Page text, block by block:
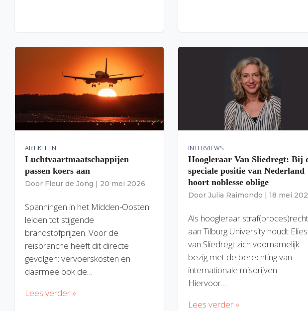
ARTIKELEN
Luchtvaartmaatschappijen
passen koers aan
Door Fleur de Jong | 20 mei 2026
Spanningen in het Midden-Oosten
leiden tot stijgende
brandstofprijzen. Voor de
reisbranche heeft dit directe
gevolgen: vervoerskosten en
daarmee ook de…
Lees verder »
INTERVIEWS
Hoogleraar Van Sliedregt: Bij
speciale positie van Nederland
hoort noblesse oblige
Door Julia Raimondo | 18 mei
Als hoogleraar straf(proces)recht
aan Tilburg University houdt Elies
van Sliedregt zich voornamelijk
bezig met de berechting van
internationale misdrijven.
Hiervoor…
Lees verder »